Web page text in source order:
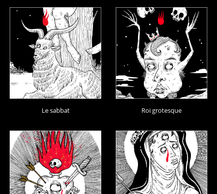
Le sabbat Roi grotesque